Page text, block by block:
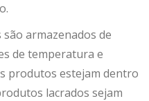
armazenados de
de temperatura e
produtos estejam dentro
lacrados sejam